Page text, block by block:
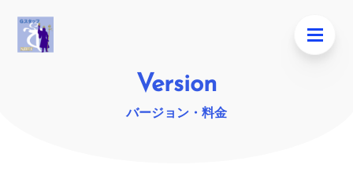
Version
バージョン・料金